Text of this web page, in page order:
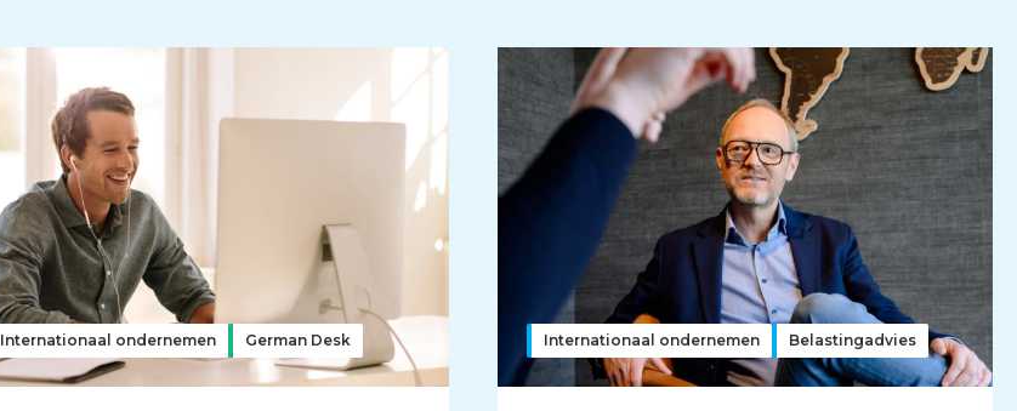
Internationaal ondernemen German Desk Internationaal ondernemen Belastingadvies